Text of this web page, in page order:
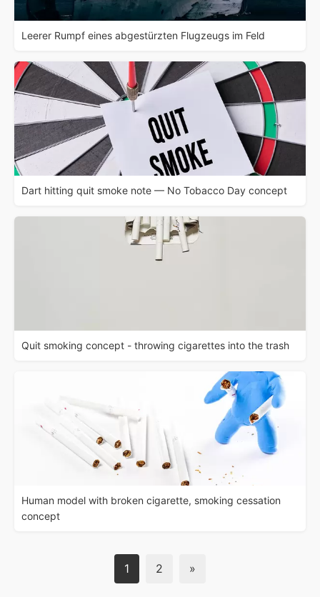
Leerer Rumpf eines abgestürzten Flugzeugs im Feld
Dart hitting quit smoke note — No Tobacco Day concept
Quit smoking concept - throwing cigarettes into the trash
Human model with broken cigarette, smoking cessation
concept
1 2 »